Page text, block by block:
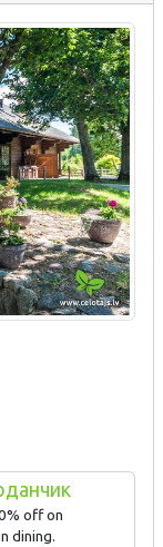
off on
dining.